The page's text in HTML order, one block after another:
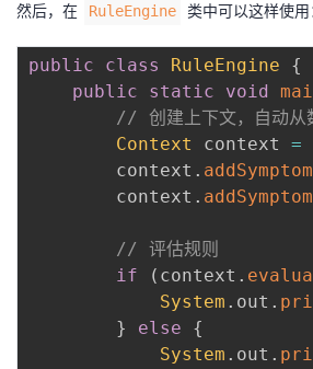
然后，在 RuleEngine 类中可以这样使用
public class RuleEngine
{
public
static void
// 创建上下文，自动从
Context
context =
        context
. addSymptom
        context
. addSymptom
// 评估规则
if
( context .
System . out .
}
else
{
System . out .